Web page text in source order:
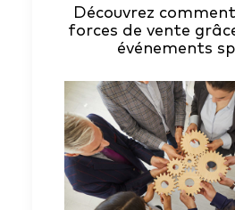
Découvrez
forces de vente
événements